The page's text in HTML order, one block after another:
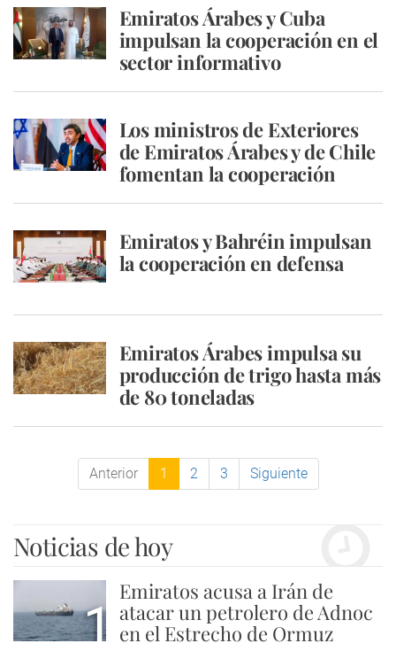
Emiratos Árabes y Cuba
impulsan la cooperación en el
sector informativo
Los ministros de Exteriores
de Emiratos Árabes y de Chile
fomentan la cooperación
Emiratos y Bahréin impulsan
la cooperación en defensa
Emiratos Árabes impulsa su
producción de trigo hasta más
de 80 toneladas
Anterior 1 2 3 Siguiente
Noticias de hoy
1
Emiratos acusa a Irán de
atacar un petrolero de Adnoc
en el Estrecho de Ormuz